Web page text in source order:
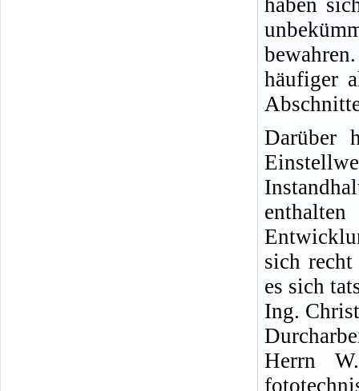
häufiger
Darüber
sich
es sich
Ing.
Herrn